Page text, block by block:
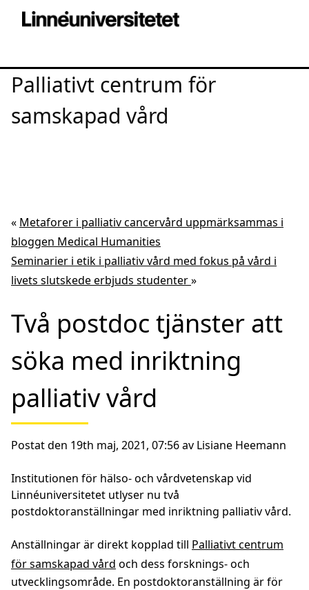
Palliativt centrum för
samskapad vård
« Metaforer i palliativ cancervård uppmärksammas i
bloggen Medical Humanities
Seminarier i etik i palliativ vård med fokus på vård i
livets slutskede erbjuds studenter»
Två postdoc tjänster att
söka med inriktning
palliativ vård
Postat den 19th maj, 2021, 07:56 av Lisiane Heemann
Institutionen för hälso- och vårdvetenskap vid
Linnéuniversitetet utlyser nu två
postdoktoranställningar med inriktning palliativ vård.
Anställningar är direkt kopplad till Palliativt centrum
för samskapad vård och dess forsknings- och
utvecklingsområde. En postdoktoranställning är för